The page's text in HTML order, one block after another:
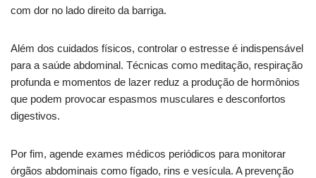
com dor no lado direito da barriga.
Além dos cuidados físicos, controlar o estresse é indispensável
para a saúde abdominal. Técnicas como meditação, respiração
profunda e momentos de lazer reduz a produção de hormônios
que podem provocar espasmos musculares e desconfortos
digestivos.
Por fim, agende exames médicos periódicos para monitorar
órgãos abdominais como fígado, rins e vesícula. A prevenção